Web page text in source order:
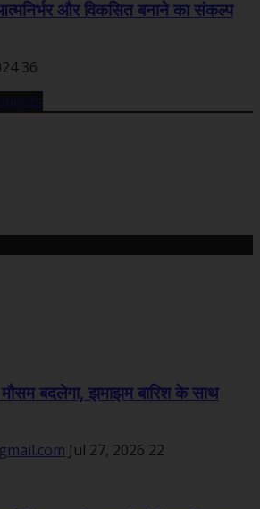
और विकसित बनाने का संकल्प
36
बदलेगा, झमाझम बारिश के साथ
Jul 27, 2026 22